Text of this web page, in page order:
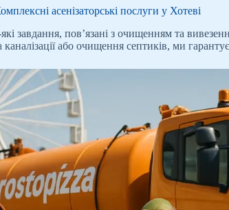
асенізаторські послуги у Хотеві
завдання, пов’язані з очищенням та
або очищення септиків, ми